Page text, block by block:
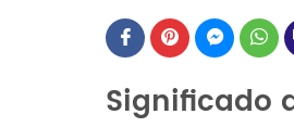
Significado